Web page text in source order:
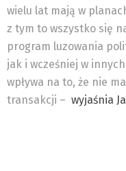
wielu lat mają w
z tym to wszystko się
program luzowania
jak i wcześniej w
wpływa na to, że nie
transakcji – wyjaśnia